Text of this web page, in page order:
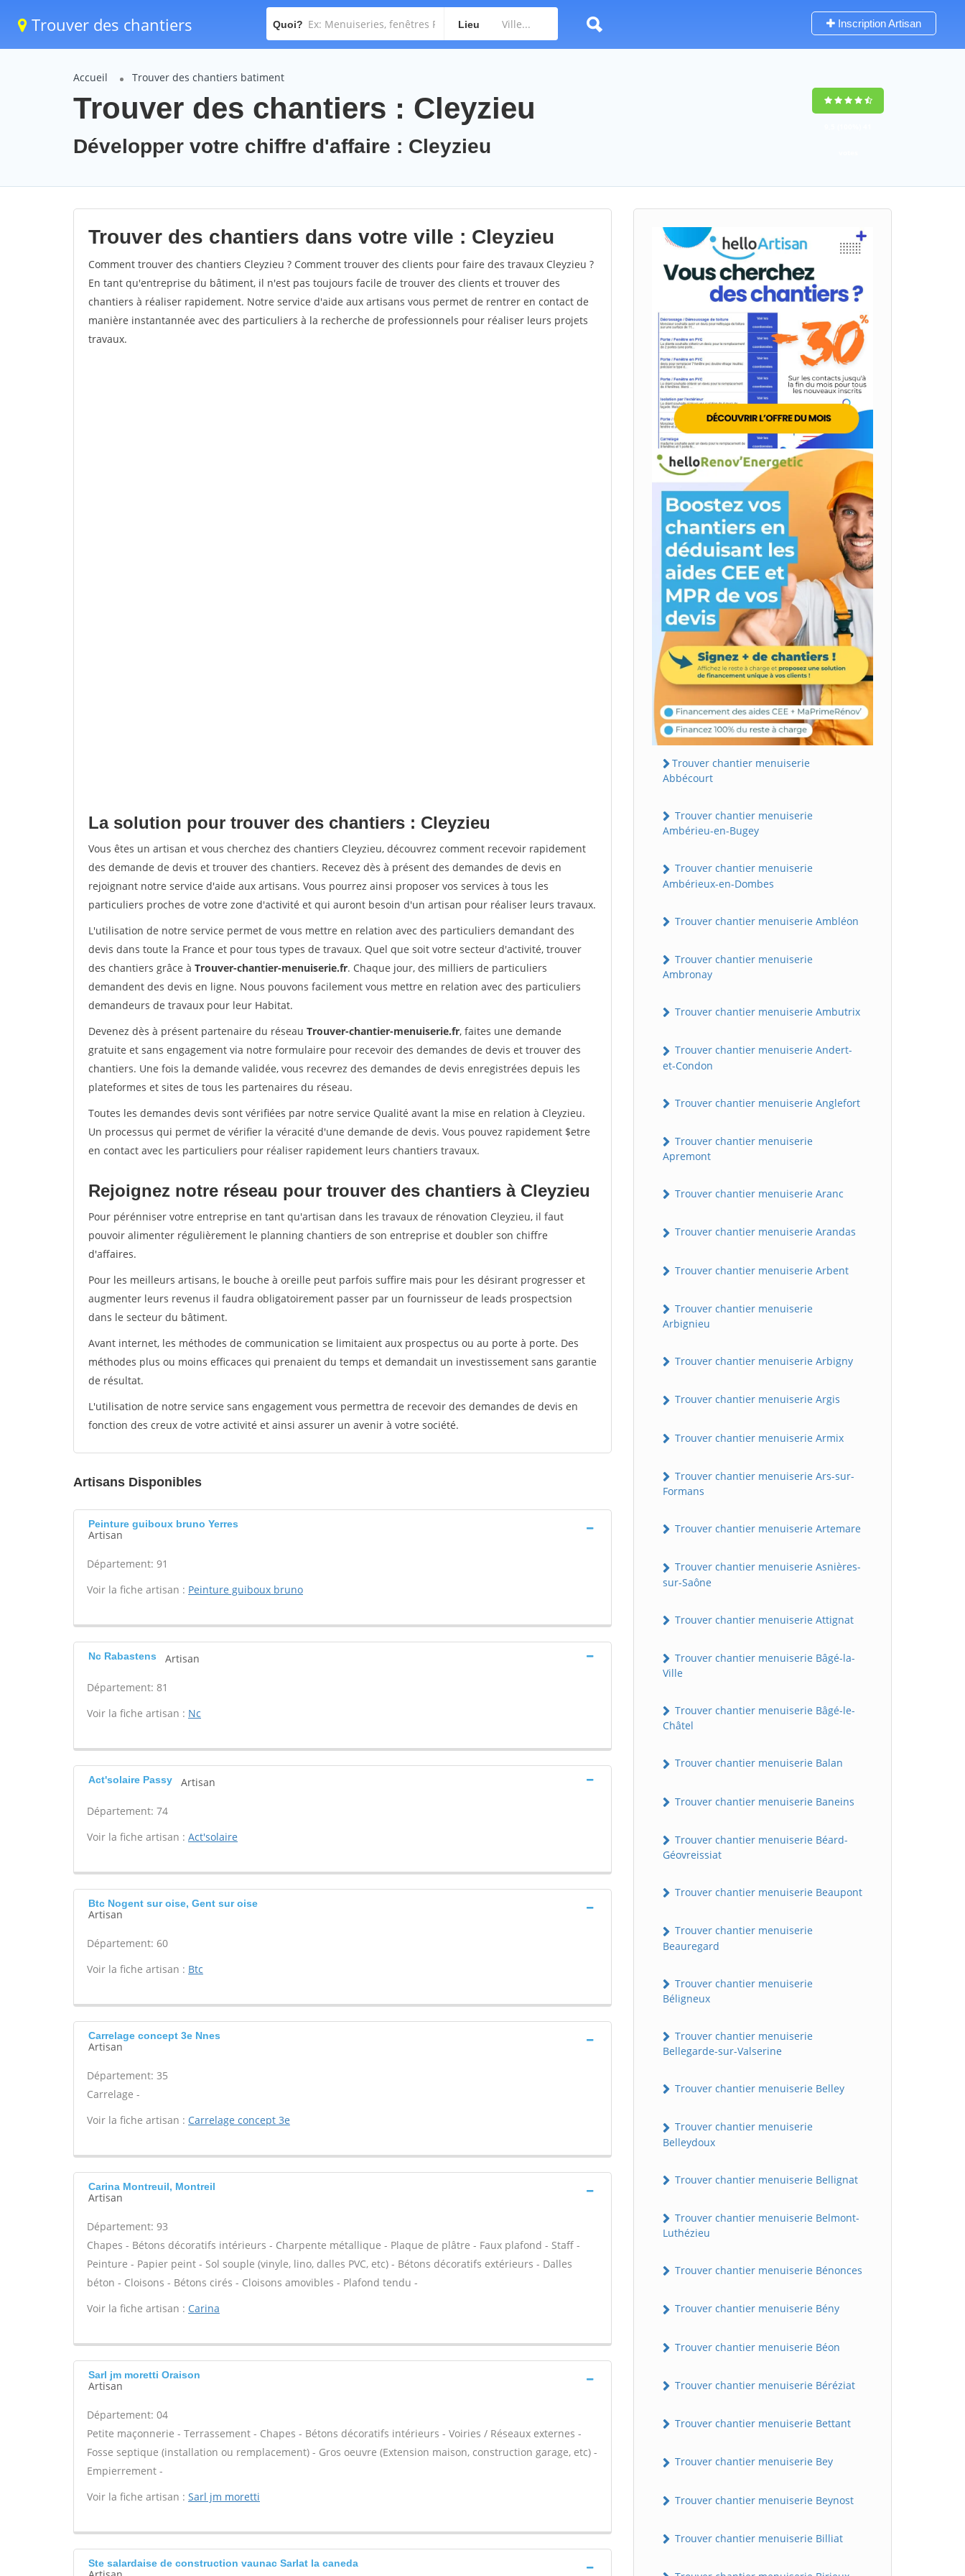
Trouver des chantiers Quoi? Lieu Inscription Artisan
Accueil Trouver des chantiers batiment
Trouver des chantiers : Cleyzieu
Développer votre chiffre d'affaire : Cleyzieu
Trouver des chantiers dans votre ville : Cleyzieu
Comment trouver des chantiers Cleyzieu ? Comment trouver des clients pour faire des travaux Cleyzieu ?
En tant qu'entreprise du bâtiment, il n'est pas toujours facile de trouver des clients et trouver des
chantiers à réaliser rapidement. Notre service d'aide aux artisans vous permet de rentrer en contact de
manière instantannée avec des particuliers à la recherche de professionnels pour réaliser leurs projets
travaux.
La solution pour trouver des chantiers : Cleyzieu
Vous êtes un artisan et vous cherchez des chantiers Cleyzieu, découvrez comment recevoir rapidement
des demande de devis et trouver des chantiers. Recevez dès à présent des demandes de devis en
rejoignant notre service d'aide aux artisans. Vous pourrez ainsi proposer vos services à tous les
particuliers proches de votre zone d'activité et qui auront besoin d'un artisan pour réaliser leurs travaux.
L'utilisation de notre service permet de vous mettre en relation avec des particuliers demandant des
devis dans toute la France et pour tous types de travaux. Quel que soit votre secteur d'activité, trouver
des chantiers grâce à Trouver-chantier-menuiserie.fr. Chaque jour, des milliers de particuliers
demandent des devis en ligne. Nous pouvons facilement vous mettre en relation avec des particuliers
demandeurs de travaux pour leur Habitat.
Devenez dès à présent partenaire du réseau Trouver-chantier-menuiserie.fr, faites une demande
gratuite et sans engagement via notre formulaire pour recevoir des demandes de devis et trouver des
chantiers. Une fois la demande validée, vous recevrez des demandes de devis enregistrées depuis les
plateformes et sites de tous les partenaires du réseau.
Toutes les demandes devis sont vérifiées par notre service Qualité avant la mise en relation à Cleyzieu.
Un processus qui permet de vérifier la véracité d'une demande de devis. Vous pouvez rapidement $etre
en contact avec les particuliers pour réaliser rapidement leurs chantiers travaux.
Rejoignez notre réseau pour trouver des chantiers à Cleyzieu
Pour pérénniser votre entreprise en tant qu'artisan dans les travaux de rénovation Cleyzieu, il faut
pouvoir alimenter régulièrement le planning chantiers de son entreprise et doubler son chiffre
d'affaires.
Pour les meilleurs artisans, le bouche à oreille peut parfois suffire mais pour les désirant progresser et
augmenter leurs revenus il faudra obligatoirement passer par un fournisseur de leads prospectsion
dans le secteur du bâtiment.
Avant internet, les méthodes de communication se limitaient aux prospectus ou au porte à porte. Des
méthodes plus ou moins efficaces qui prenaient du temps et demandait un investissement sans garantie
de résultat.
L'utilisation de notre service sans engagement vous permettra de recevoir des demandes de devis en
fonction des creux de votre activité et ainsi assurer un avenir à votre société.
Artisans Disponibles
Peinture guiboux bruno Yerres
Artisan
Département: 91
Voir la fiche artisan : Peinture guiboux bruno
Nc Rabastens Artisan
Département: 81
Voir la fiche artisan : Nc
Act'solaire Passy Artisan
Département: 74
Voir la fiche artisan : Act'solaire
Btc Nogent sur oise, Gent sur oise
Artisan
Département: 60
Voir la fiche artisan : Btc
Carrelage concept 3e Nnes
Artisan
Département: 35
Carrelage -
Voir la fiche artisan : Carrelage concept 3e
Carina Montreuil, Montreil
Artisan
Département: 93
Chapes - Bétons décoratifs intérieurs - Charpente métallique - Plaque de plâtre - Faux plafond - Staff -
Peinture - Papier peint - Sol souple (vinyle, lino, dalles PVC, etc) - Bétons décoratifs extérieurs - Dalles
béton - Cloisons - Bétons cirés - Cloisons amovibles - Plafond tendu -
Voir la fiche artisan : Carina
Sarl jm moretti Oraison
Artisan
Département: 04
Petite maçonnerie - Terrassement - Chapes - Bétons décoratifs intérieurs - Voiries / Réseaux externes -
Fosse septique (installation ou remplacement) - Gros oeuvre (Extension maison, construction garage, etc) -
Empierrement -
Voir la fiche artisan : Sarl jm moretti
Ste salardaise de construction vaunac Sarlat la caneda
Trouver chantier menuiserie
Abbécourt
Trouver chantier menuiserie
Ambérieu-en-Bugey
Trouver chantier menuiserie
Ambérieux-en-Dombes
Trouver chantier menuiserie Ambléon
Trouver chantier menuiserie
Ambronay
Trouver chantier menuiserie Ambutrix
Trouver chantier menuiserie Andert-
et-Condon
Trouver chantier menuiserie Anglefort
Trouver chantier menuiserie
Apremont
Trouver chantier menuiserie Aranc
Trouver chantier menuiserie Arandas
Trouver chantier menuiserie Arbent
Trouver chantier menuiserie
Arbignieu
Trouver chantier menuiserie Arbigny
Trouver chantier menuiserie Argis
Trouver chantier menuiserie Armix
Trouver chantier menuiserie Ars-sur-
Formans
Trouver chantier menuiserie Artemare
Trouver chantier menuiserie Asnières-
sur-Saône
Trouver chantier menuiserie Attignat
Trouver chantier menuiserie Bâgé-la-
Ville
Trouver chantier menuiserie Bâgé-le-
Châtel
Trouver chantier menuiserie Balan
Trouver chantier menuiserie Baneins
Trouver chantier menuiserie Béard-
Géovreissiat
Trouver chantier menuiserie Beaupont
Trouver chantier menuiserie
Beauregard
Trouver chantier menuiserie
Béligneux
Trouver chantier menuiserie
Bellegarde-sur-Valserine
Trouver chantier menuiserie Belley
Trouver chantier menuiserie
Belleydoux
Trouver chantier menuiserie Bellignat
Trouver chantier menuiserie Belmont-
Luthézieu
Trouver chantier menuiserie Bénonces
Trouver chantier menuiserie Bény
Trouver chantier menuiserie Béon
Trouver chantier menuiserie Béréziat
Trouver chantier menuiserie Bettant
Trouver chantier menuiserie Bey
Trouver chantier menuiserie Beynost
Trouver chantier menuiserie Billiat